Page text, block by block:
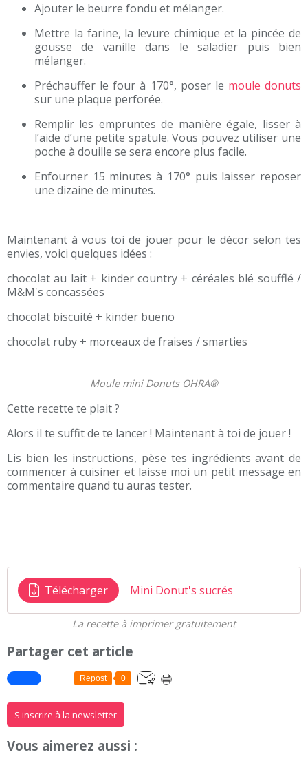
Ajouter le beurre fondu et mélanger.
Mettre la farine, la levure chimique et la pincée de
gousse de vanille dans le saladier puis bien
mélanger.
Préchauffer le four à 170°, poser le moule donuts
sur une plaque perforée.
Remplir les empruntes de manière égale, lisser à
l’aide d’une petite spatule. Vous pouvez utiliser une
poche à douille se sera encore plus facile.
Enfourner 15 minutes à 170° puis laisser reposer
une dizaine de minutes.
Maintenant à vous toi de jouer pour le décor selon tes
envies, voici quelques idées :
chocolat au lait + kinder country + céréales blé soufflé /
M&M's concassées
chocolat biscuité + kinder bueno
chocolat ruby + morceaux de fraises / smarties
Moule mini Donuts OHRA®
Cette recette te plait ?
Alors il te suffit de te lancer ! Maintenant à toi de jouer !
Lis bien les instructions, pèse tes ingrédients avant de
commencer à cuisiner et laisse moi un petit message en
commentaire quand tu auras tester.
Télécharger Mini Donut's sucrés
La recette à imprimer gratuitement
Partager cet article
Repost 0
S'inscrire à la newsletter
Vous aimerez aussi :